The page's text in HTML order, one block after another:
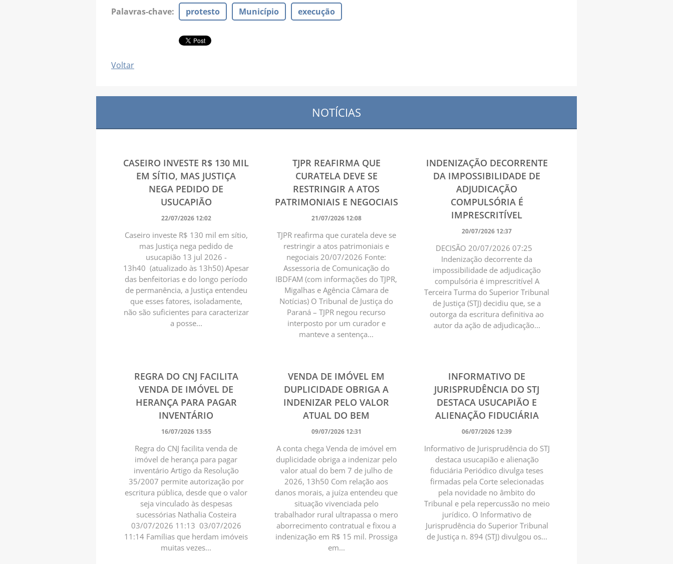
Palavras-chave: protesto Município execução
Voltar
NOTÍCIAS
CASEIRO INVESTE R$ 130 MIL
EM SÍTIO, MAS JUSTIÇA
NEGA PEDIDO DE
USUCAPIÃO
22/07/2026 12:02
Caseiro investe R$ 130 mil em sítio,
mas Justiça nega pedido de
usucapião 13 jul 2026 -
13h40 (atualizado às 13h50) Apesar
das benfeitorias e do longo período
de permanência, a Justiça entendeu
que esses fatores, isoladamente,
não são suficientes para caracterizar
a posse...
TJPR REAFIRMA QUE
CURATELA DEVE SE
RESTRINGIR A ATOS
PATRIMONIAIS E NEGOCIAIS
21/07/2026 12:08
TJPR reafirma que curatela deve se
restringir a atos patrimoniais e
negociais 20/07/2026 Fonte:
Assessoria de Comunicação do
IBDFAM (com informações do TJPR,
Migalhas e Agência Câmara de
Notícias) O Tribunal de Justiça do
Paraná – TJPR negou recurso
interposto por um curador e
manteve a sentença...
INDENIZAÇÃO DECORRENTE
DA IMPOSSIBILIDADE DE
ADJUDICAÇÃO
COMPULSÓRIA É
IMPRESCRITÍVEL
20/07/2026 12:37
DECISÃO 20/07/2026 07:25
Indenização decorrente da
impossibilidade de adjudicação
compulsória é imprescritível A
Terceira Turma do Superior Tribunal
de Justiça (STJ) decidiu que, se a
outorga da escritura definitiva ao
autor da ação de adjudicação...
REGRA DO CNJ FACILITA
VENDA DE IMÓVEL DE
HERANÇA PARA PAGAR
INVENTÁRIO
16/07/2026 13:55
Regra do CNJ facilita venda de
imóvel de herança para pagar
inventário Artigo da Resolução
35/2007 permite autorização por
escritura pública, desde que o valor
seja vinculado às despesas
sucessórias Nathalia Costeira
03/07/2026 11:13 03/07/2026
11:14 Famílias que herdam imóveis
muitas vezes...
VENDA DE IMÓVEL EM
DUPLICIDADE OBRIGA A
INDENIZAR PELO VALOR
ATUAL DO BEM
09/07/2026 12:31
A conta chega Venda de imóvel em
duplicidade obriga a indenizar pelo
valor atual do bem 7 de julho de
2026, 13h50 Com relação aos
danos morais, a juíza entendeu que
situação vivenciada pelo
trabalhador rural ultrapassa o mero
aborrecimento contratual e fixou a
indenização em R$ 15 mil. Prossiga
em...
INFORMATIVO DE
JURISPRUDÊNCIA DO STJ
DESTACA USUCAPIÃO E
ALIENAÇÃO FIDUCIÁRIA
06/07/2026 12:39
Informativo de Jurisprudência do STJ
destaca usucapião e alienação
fiduciária Periódico divulga teses
firmadas pela Corte selecionadas
pela novidade no âmbito do
Tribunal e pela repercussão no meio
jurídico. O Informativo de
Jurisprudência do Superior Tribunal
de Justiça n. 894 (STJ) divulgou os...